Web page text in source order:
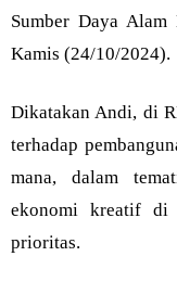
Sumber Daya Alam
Kamis (24/10/2024).
Dikatakan Andi, di
terhadap
mana, dalam
ekonomi kreatif di
prioritas.